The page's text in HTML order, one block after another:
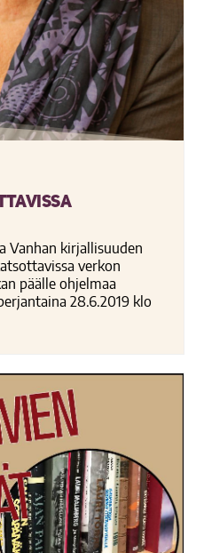
Vanhan kirjallisuuden
verkon
päälle ohjelmaa
28.6.2019 klo